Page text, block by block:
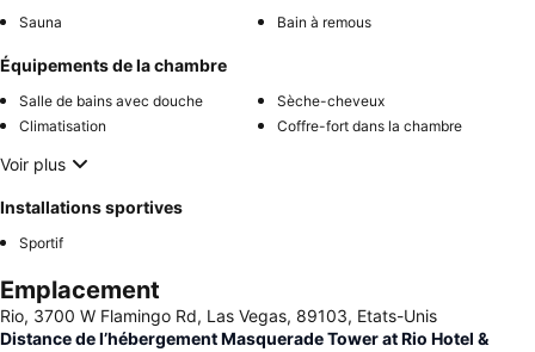
Sauna Bain à remous
Équipements de la chambre
Salle de bains avec douche
Sèche-cheveux
Climatisation
Coffre-fort dans la chambre
Voir plus
Installations sportives
Sportif
Emplacement
Rio, 3700 W Flamingo Rd, Las Vegas, 89103, Etats-Unis
Distance de l’hébergement Masquerade Tower at Rio Hotel &